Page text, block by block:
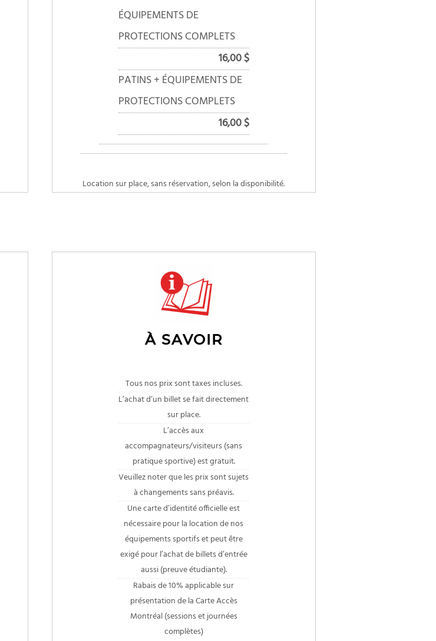
ÉQUIPEMENTS DE
PROTECTIONS COMPLETS
16,00 $
PATINS + ÉQUIPEMENTS DE
PROTECTIONS COMPLETS
16,00 $
Location sur place, sans réservation, selon la disponibilité.
À SAVOIR
Tous nos prix sont taxes incluses.
L’achat d’un billet se fait directement
sur place.
L’accès aux
accompagnateurs/visiteurs (sans
pratique sportive) est gratuit.
Veuillez noter que les prix sont sujets
à changements sans préavis.
Une carte d’identité officielle est
nécessaire pour la location de nos
équipements sportifs et peut être
exigé pour l’achat de billets d’entrée
aussi (preuve étudiante).
Rabais de 10% applicable sur
présentation de la Carte Accès
Montréal (sessions et journées
complètes)